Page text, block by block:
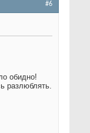
#6
обидно!
разлюблять.